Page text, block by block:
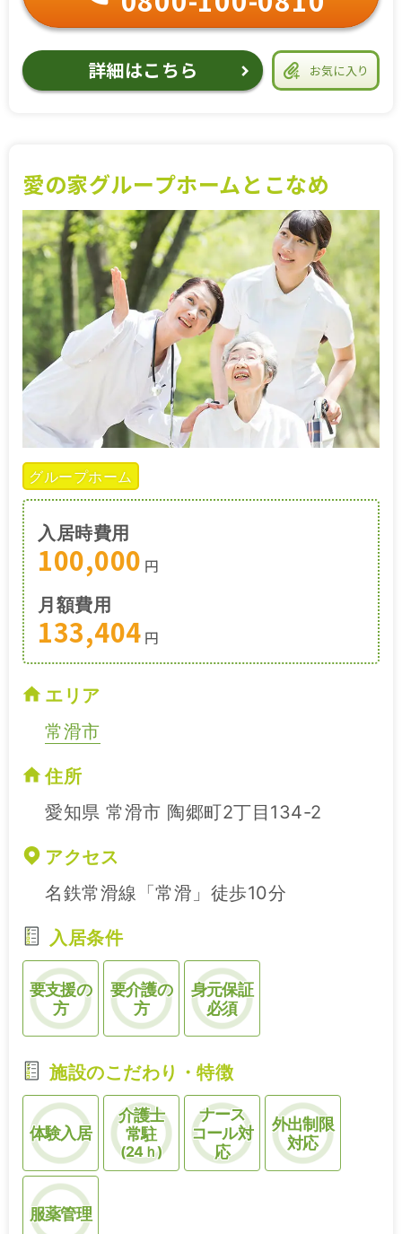
お気に入り
詳細はこちら
愛の家グループホームとこなめ
グループホーム
入居時費用
100,000 円
月額費用
133,404 円
エリア
常滑市
住所
愛知県 常滑市 陶郷町2丁目134-2
アクセス
名鉄常滑線「常滑」徒歩10分
入居条件
要支援の
方
要介護の
方
身元保証
必須
施設のこだわり・特徴
体験入居
介護士
常駐
(24ｈ)
ナース
コール対
応
外出制限
対応
服薬管理